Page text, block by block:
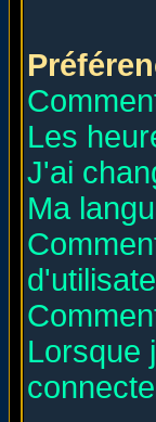
Les
J'ai
Ma
Lorsque